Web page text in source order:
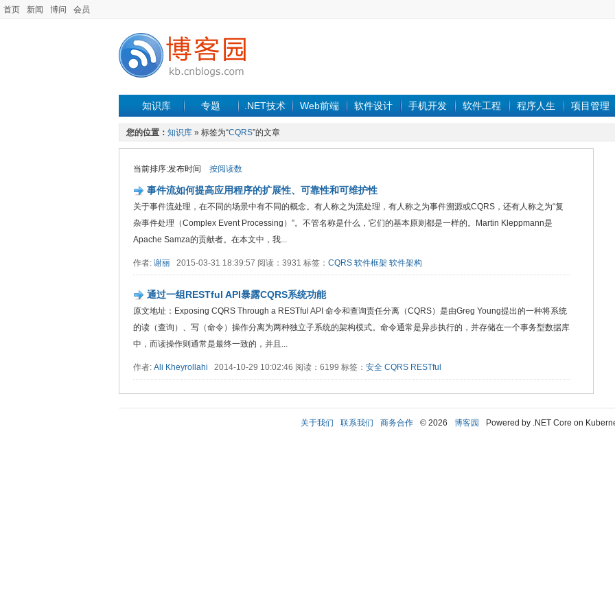
首页 新闻 博问 会员
知识库 专题 .NET技术 Web前端 软件设计 手机开发 软件工程 程序人生 项目管理
您的位置： 知识库 » 标签为“CQRS”的文章
当前排序:发布时间 按阅读数
事件流如何提高应用程序的扩展性、可靠性和可维护性
关于事件流处理，在不同的场景中有不同的概念。有人称之为流处理，有人称之为事件溯源或CQRS，还有人称之为“复
杂事件处理（Complex Event Processing）”。不管名称是什么，它们的基本原则都是一样的。Martin Kleppmann是
Apache Samza的贡献者。在本文中，我...
作者: 谢丽 2015-03-31 18:39:57 阅读：3931 标签： CQRS 软件框架 软件架构
通过一组RESTful API暴露CQRS系统功能
原文地址：Exposing CQRS Through a RESTful API 命令和查询责任分离（CQRS）是由Greg Young提出的一种将系统
的读（查询）、写（命令）操作分离为两种独立子系统的架构模式。命令通常是异步执行的，并存储在一个事务型数据库
中，而读操作则通常是最终一致的，并且...
作者: Ali Kheyrollahi 2014-10-29 10:02:46 阅读：6199 标签： 安全 CQRS RESTful
关于我们 联系我们 商务合作 © 2026 博客园 Powered by .NET Core on